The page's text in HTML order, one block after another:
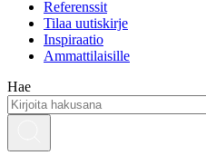
Referenssit
Tilaa uutiskirje
Inspiraatio
Ammattilaisille
Hae